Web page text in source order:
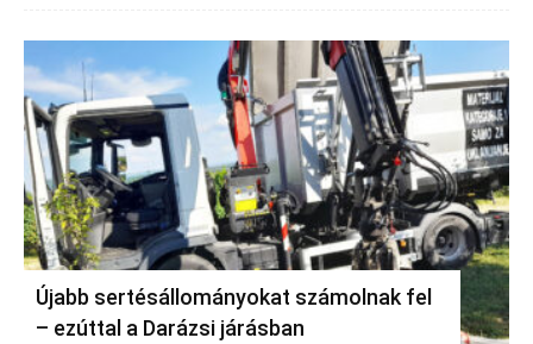
Újabb sertésállományokat számolnak fel
– ezúttal a Darázsi járásban